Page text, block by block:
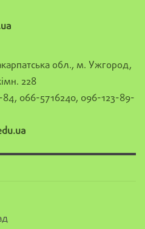
обл., м. Ужгород,
228
066-5716240, 096-123-89-